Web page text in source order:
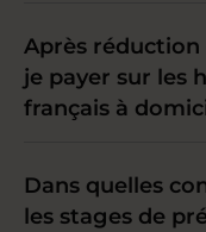
Après
je payer sur les
français à
Dans quelles
les stages de